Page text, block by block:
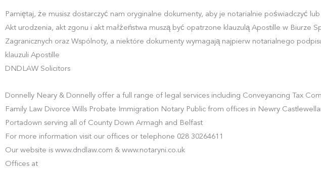
Pamiętaj, że musisz dostarczyć nam oryginalne dokumenty, aby je notarialnie poświadczyć
Akt urodzenia, akt zgonu i akt małżeństwa muszą być opatrzone klauzulą Apostille w Biurze
Zagranicznych oraz Wspólnoty, a niektóre dokumenty wymagają najpierw notarialnego
klauzuli Apostille
DNDLAW Solicitors
Donnelly Neary & Donnelly offer a full range of legal services including Conveyancing Tax
Family Law Divorce Wills Probate Immigration Notary Public from offices in Newry
Portadown serving all of County Down Armagh and Belfast
For more information visit our offices or telephone 028 30264611
Our website is www.dndlaw.com & www.notaryni.co.uk
Offices at